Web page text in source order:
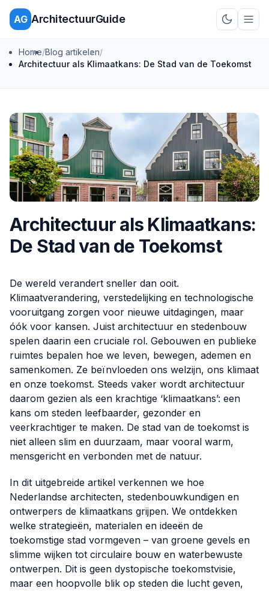
AG ArchitectuurGuide
Schakel
Home/Blog artikelen/
Architectuur als Klimaatkans: De Stad van de Toekomst
Architectuur als Klimaatkans:
De Stad van de Toekomst
De wereld verandert sneller dan ooit.
Klimaatverandering, verstedelijking en technologische
vooruitgang zorgen voor nieuwe uitdagingen, maar
óók voor kansen. Juist architectuur en stedenbouw
spelen daarin een cruciale rol. Gebouwen en publieke
ruimtes bepalen hoe we leven, bewegen, ademen en
samenkomen. Ze beïnvloeden ons welzijn, ons klimaat
en onze toekomst. Steeds vaker wordt architectuur
daarom gezien als een krachtige ‘klimaatkans’: een
kans om steden leefbaarder, gezonder en
veerkrachtiger te maken. De stad van de toekomst is
niet alleen slim en duurzaam, maar vooral warm,
mensgericht en verbonden met de natuur.
In dit uitgebreide artikel verkennen we hoe
Nederlandse architecten, stedenbouwkundigen en
ontwerpers de klimaatkans grijpen. We ontdekken
welke strategieën, materialen en ideeën de
toekomstige stad vormgeven – van groene gevels en
slimme wijken tot circulaire bouw en waterbewuste
ontwerpen. Dit is geen dystopische toekomstvisie,
maar een hoopvolle blik op steden die lucht geven,